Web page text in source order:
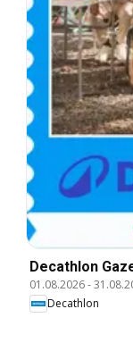
Decathlon
01.08.2026-
Decathlon